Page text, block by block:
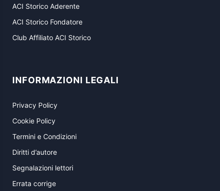
ACI Storico Aderente
ACI Storico Fondatore
Club Affiliato ACI Storico
INFORMAZIONI LEGALI
Privacy Policy
Cookie Policy
Termini e Condizioni
Diritti d’autore
Segnalazioni lettori
Errata corrige